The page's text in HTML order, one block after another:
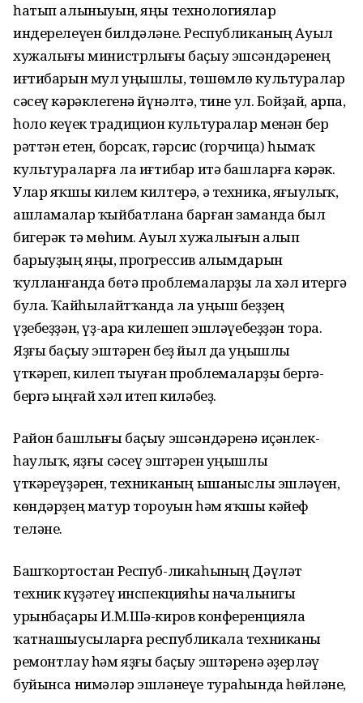
һатып алыныуын, яңы технологиялар
индерелеүен билдәләне. Республиканың Ауыл
хужалығы министрлығы баҫыу эшсәндәренең
иғтибарын мул уңышлы, төшөмлө культуралар
сәсеү кәрәклегенә йүнәлтә, тине ул. Бойҙай, арпа,
һоло кеүек традицион культуралар менән бер
рәттән етен, борсаҡ, гәрсис (горчица) һымаҡ
культураларға ла иғтибар итә башларға кәрәк.
Улар яҡшы килем килтерә, ә техника, яғыулыҡ,
ашламалар ҡыйбатлана барған заманда был
бигерәк тә мөһим. Ауыл хужалығын алып
барыуҙың яңы, прогрессив алымдарын
ҡулланғанда бөтә проблемаларҙы ла хәл итергә
була. Ҡайһылайтҡанда ла уңыш беҙҙең
үҙебеҙҙән, үҙ-ара килешеп эшләүебеҙҙән тора.
Яҙғы баҫыу эштәрен беҙ йыл да уңышлы
үткәреп, килеп тыуған проблемаларҙы бергә-
бергә ыңғай хәл итеп киләбеҙ.
Район башлығы баҫыу эшсәндәренә иҫәнлек-
һаулыҡ, яҙғы сәсеү эштәрен уңышлы
үткәреүҙәрен, техниканың ышаныслы эшләүен,
көндәрҙең матур тороуын һәм яҡшы кәйеф
теләне.
Башҡортостан Респуб-ликаһының Дәүләт
техник күҙәтеү инспекцияһы начальнигы
урынбаҫары И.М.Шә-киров конференцияла
ҡатнашыусыларға республикала техниканы
ремонтлау һәм яҙғы баҫыу эштәренә әҙерләү
буйынса нимәләр эшләнеүе тураһында һөйләне,